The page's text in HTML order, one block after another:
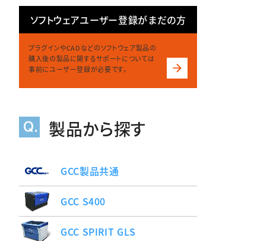
ソフトウェアユーザー登録がまだの方
プラグインやCADなどのソフトウェア製品の
購入後の製品に関するサポートについては
事前にユーザー登録が必要です。
製品から探す
GCC製品共通
GCC S400
GCC SPIRIT GLS